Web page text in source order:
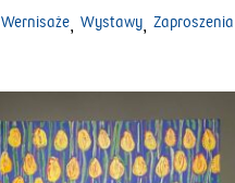
Wernisaże, Wystawy, Zaproszenia